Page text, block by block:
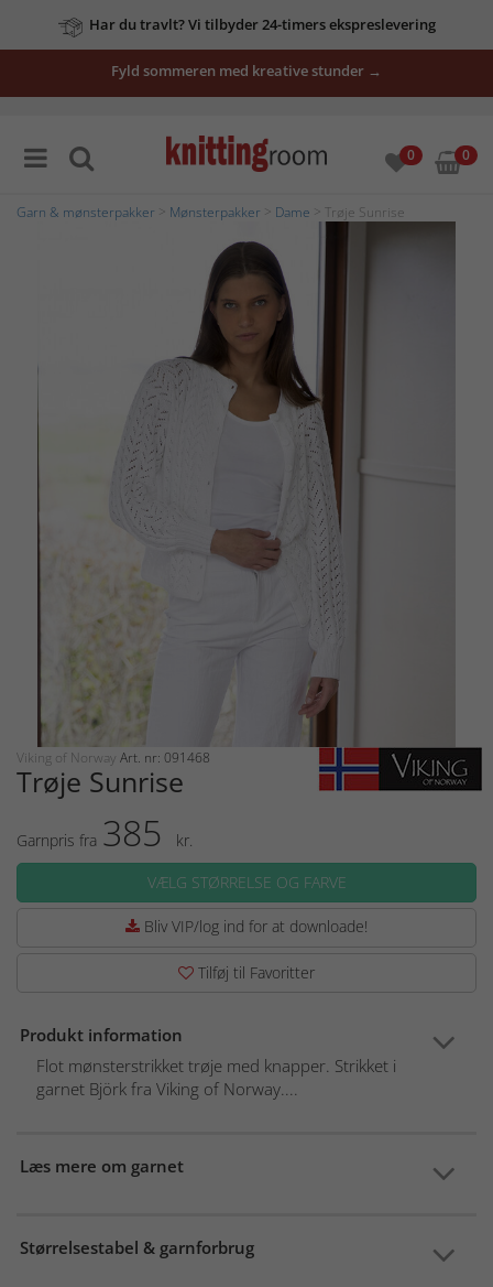
Har du travlt? Vi tilbyder 24-timers ekspreslevering
Fyld sommeren med kreative stunder →
0 0
Garn & mønsterpakker Mønsterpakker Dame > Trøje Sunrise
Viking of Norway Art. nr: 091468
Trøje Sunrise
Garnpris fra 385
kr.
VÆLG STØRRELSE OG FARVE
Bliv VIP/log ind for at downloade!
Tilføj til Favoritter
Produkt information
Flot mønsterstrikket trøje med knapper. Strikket i
garnet Björk fra Viking of Norway....
Læs mere om garnet
Størrelsestabel & garnforbrug